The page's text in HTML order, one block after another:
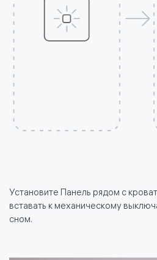
Установите Панель рядом с
вставать к механическому
сном.